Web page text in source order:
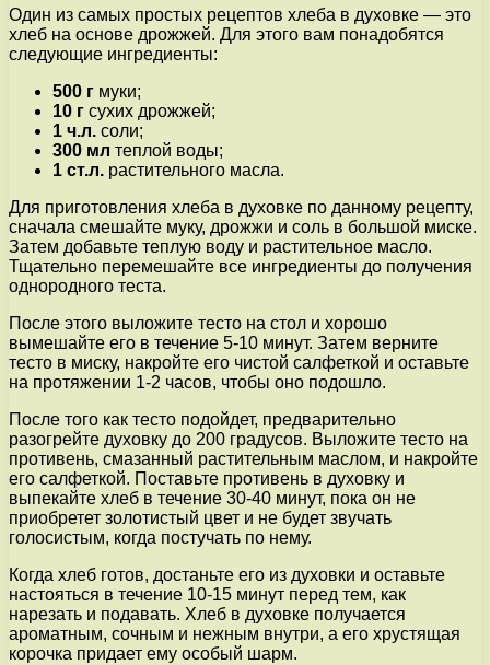
Один из самых простых рецептов хлеба в духовке — это
хлеб на основе дрожжей. Для этого вам понадобятся
следующие ингредиенты:
500 г муки;
10 г сухих дрожжей;
1 ч.л. соли;
300 мл теплой воды;
1 ст.л. растительного масла.
Для приготовления хлеба в духовке по данному рецепту,
сначала смешайте муку, дрожжи и соль в большой миске.
Затем добавьте теплую воду и растительное масло.
Тщательно перемешайте все ингредиенты до получения
однородного теста.
После этого выложите тесто на стол и хорошо
вымешайте его в течение 5-10 минут. Затем верните
тесто в миску, накройте его чистой салфеткой и оставьте
на протяжении 1-2 часов, чтобы оно подошло.
После того как тесто подойдет, предварительно
разогрейте духовку до 200 градусов. Выложите тесто на
противень, смазанный растительным маслом, и накройте
его салфеткой. Поставьте противень в духовку и
выпекайте хлеб в течение 30-40 минут, пока он не
приобретет золотистый цвет и не будет звучать
голосистым, когда постучать по нему.
Когда хлеб готов, достаньте его из духовки и оставьте
настояться в течение 10-15 минут перед тем, как
нарезать и подавать. Хлеб в духовке получается
ароматным, сочным и нежным внутри, а его хрустящая
корочка придает ему особый шарм.